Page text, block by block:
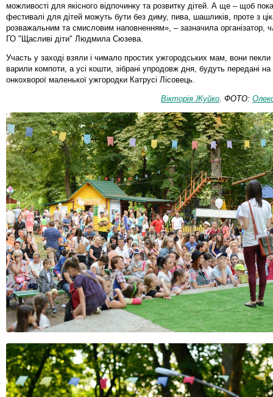
можливості для якісного відпочинку та розвитку дітей. А ще – щоб
фестивалі для дітей можуть бути без диму, пива, шашликів, проте з
розважальним та смисловим наповненням», – зазначила організатор,
ГО "Щасливі діти" Людмила Сюзева.
Участь у заході взяли і чимало простих ужгородських мам, вони пекли
варили компоти, а усі кошти, зібрані упродовж дня, будуть передані на
онкохворої маленької ужгородки Катрусі Лісовець.
Вікторія Жуйко . ФОТО: